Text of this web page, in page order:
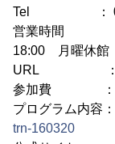
Tel ：
営業時間 (平
18:00 月曜休館
URL ：
参加費 ：
プログラム内容：
trn-160320